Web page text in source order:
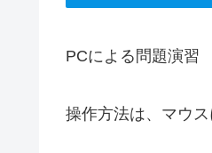
PCによる問題演習
操作方法は、マウ